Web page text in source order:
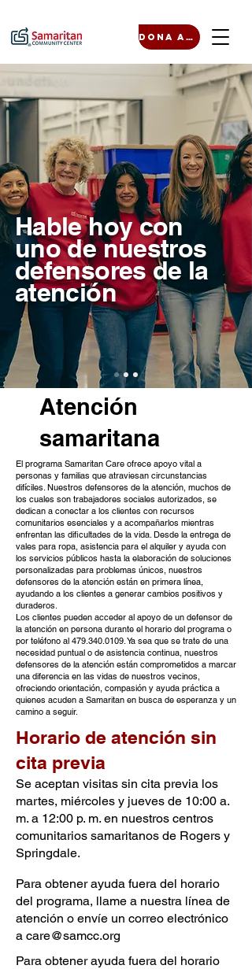
Dona ahora
Hable hoy con
uno de nuestros
defensores de la
atención
Atención
samaritana
El programa Samaritan Care ofrece apoyo vital a
personas y familias que atraviesan circunstancias
difíciles. Nuestros defensores de la atención, muchos de
los cuales son trabajadores sociales autorizados, se
dedican a conectar a los clientes con recursos
comunitarios esenciales y a acompañarlos mientras
enfrentan las dificultades de la vida. Desde la entrega de
vales para ropa, asistencia para el alquiler y ayuda con
los servicios públicos hasta la elaboración de soluciones
personalizadas para problemas únicos, nuestros
defensores de la atención están en primera línea,
ayudando a los clientes a generar cambios positivos y
duraderos.
Los clientes pueden acceder al apoyo de un defensor de
la atención en persona durante el horario del programa o
por teléfono al 479.340.0109. Ya sea que se trate de una
necesidad puntual o de asistencia continua, nuestros
defensores de la atención están comprometidos a marcar
una diferencia en las vidas de nuestros vecinos,
ofreciendo orientación, compasión y ayuda práctica a
quienes acuden a Samaritan en busca de esperanza y un
camino a seguir.
Horario de atención sin
cita previa
Se aceptan visitas sin cita previa los
martes, miércoles y jueves de 10:00 a.
m. a 12:00 p. m. en nuestros centros
comunitarios samaritanos de Rogers y
Springdale.
Para obtener ayuda fuera del horario
del programa, llame a nuestra línea de
atención o envíe un correo electrónico
a care@samcc.org
Para obtener ayuda fuera del horario